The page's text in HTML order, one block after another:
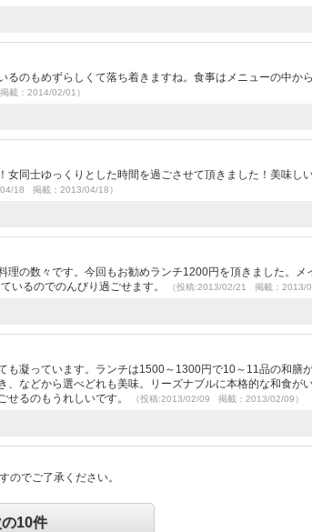
のもめずらしくて落ち着きますね。食事はメニューの中か
載：2014/02/01）
同士ゆっくりとした時間を過ごさせて頂きました！美味し
04/18 掲載：2013/04/18）
の数々です。今回もお勧めランチ1200円を頂きました。メ
いるのでのんびり過ごせます。
（投稿:2013/02/21 掲載：2013/
凝っています。ランチは1500～1300円で10～11品の和膳が
などから選べどれも美味。リーズナブルに本格的な和食が
せるのもうれしいです。
（投稿:2013/02/09 掲載：2013/02/09）
のでご了承ください。
の10件